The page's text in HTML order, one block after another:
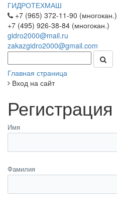
ГИДРОТЕХМАШ
+7 (965) 372-11-90 (многокан.)
+7 (495) 926-38-84 (многокан.)
gidro2000@mail.ru
zakazgidro2000@gmail.com
Главная страница
Вход на сайт
Регистрация
Имя
Фамилия